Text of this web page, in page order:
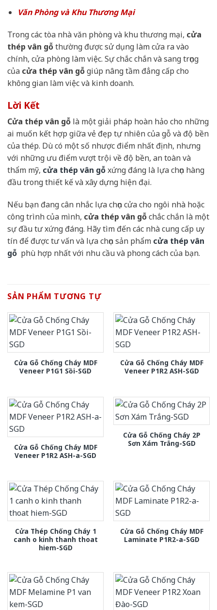
Văn Phòng và Khu Thương Mại
Trong các tòa nhà văn phòng và khu thương mại, cửa
thép vân gỗthường được sử dụng làm cửa ra vào
chính, cửa phòng làm việc. Sự chắc chắn và sang trọng
của cửa thép vân gỗgiúp nâng tầm đẳng cấp cho
không gian làm việc và kinh doanh.
Lời Kết
Cửa thép vân gỗ là một giải pháp hoàn hảo cho những
ai muốn kết hợp giữa vẻ đẹp tự nhiên của gỗ và độ bền
của thép. Dù có một số nhược điểm nhất định, nhưng
với những ưu điểm vượt trội về độ bền, an toàn và
thẩm mỹ, cửa thép vân gỗxứng đáng là lựa chọn hàng
đầu trong thiết kế và xây dựng hiện đại.
Nếu bạn đang cân nhắc lựa chọn cửa cho ngôi nhà hoặc
công trình của mình, cửa thép vân gỗchắc chắn là một
sự đầu tư xứng đáng. Hãy tìm đến các nhà cung cấp uy
tín để được tư vấn và lựa chọn sản phẩm cửa thép vân
gỗ phù hợp nhất với nhu cầu và phong cách của bạn.
SẢN PHẨM TƯƠNG TỰ
Cửa Gỗ Chống Cháy MDF
Veneer P1G1 Sồi-SGD
Cửa Gỗ Chống Cháy MDF
Veneer P1R2 ASH-SGD
Cửa Gỗ Chống Cháy MDF
Veneer P1R2 ASH-a-SGD
Cửa Gỗ Chống Cháy 2P
Sơn Xám Trắng-SGD
Cửa Thép Chống Cháy 1
canh o kinh thanh thoat
hiem-SGD
Cửa Gỗ Chống Cháy MDF
Laminate P1R2-a-SGD